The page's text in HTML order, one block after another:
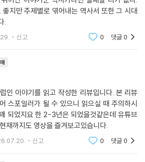
는 지점과 맞닿아 있는 이야기도 곳곳에 있다.
너지는 것이 아니라 역경 속에서 탈출구를 찾
을 모색하는 과정이라는 관점에서 전쟁과 팬데
붙이라던 시대의 한계로부터 과학적 접근이
신명재판의 문제를 딛고 근대적 사법 제도가
가난에서 깨끗한 부로 자본주의의 태동을 가
위기가 품은 이면이고 우리는 이 이면을 주목
번영이 정점을 지나 쇠락하고 냉혹한 권력이 쟁
화가 가장 난만하게 꽃피었다는 점도 우리의 시
도 하고, 잔혹한 정복에서 융합으로 나아간 노
지만 주제별로 엮어내는 역사서 또한 그 시대
.
신고 0 댓글0
인 이야기를 읽고 작성한 리뷰입니다. 본 리뷰
스포일러가 될 수 있으니 읽으실 때 주의하시
되었지요 한 2-3년은 되었을것같은데 유튜브
재까지도 영상을 즐겨보고있습니다.
신고 0 댓글0